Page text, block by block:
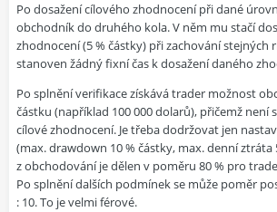
Po dosažení cílového zhodnocení při dané
obchodník do druhého kola. V něm mu stačí
zhodnocení (5 % částky) při zachování stejných
stanoven žádný fixní čas k dosažení daného
Po splnění verifikace získává trader možnost
částku (například 100 000 dolarů), přičemž není
cílové zhodnocení. Je třeba dodržovat jen
(max. drawdown 10 % částky, max. denní ztráta
z obchodování je dělen v poměru 80 % pro
Po splnění dalších podmínek se může poměr
: 10. To je velmi férové.